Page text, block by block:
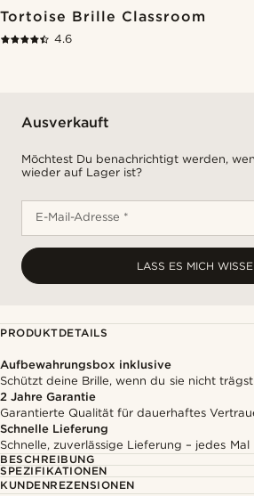
Tortoise Brille Classroom
4.6
Ausverkauft
Möchtest Du benachrichtigt werden,
wieder auf Lager ist?
E-Mail-Adresse *
LASS ES MICH
PRODUKTDETAILS
Aufbewahrungsbox inklusive
Schützt deine Brille, wenn du sie nicht trägst
2 Jahre Garantie
Garantierte Qualität für dauerhaftes
Schnelle Lieferung
Schnelle, zuverlässige Lieferung – jedes Mal
BESCHREIBUNG
SPEZIFIKATIONEN
KUNDENREZENSIONEN